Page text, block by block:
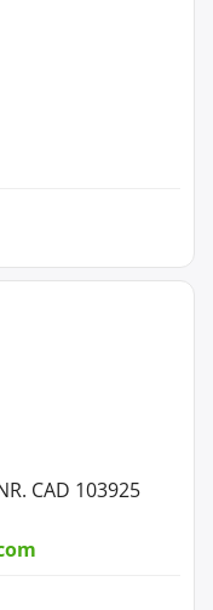
CAD 103925